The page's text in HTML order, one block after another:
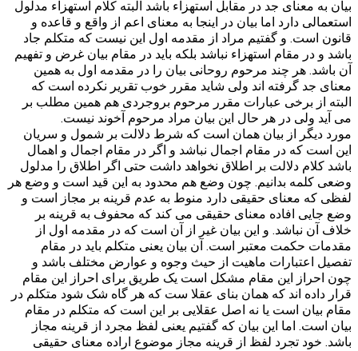
بیان به معنای جد در مقابل استهزاء باشد البته کلام استهزاء مدلول
استعمالی دارد اما بیان در اینجا به معنای اعم از واقع و قاعده و
قانون است. و گفتیم مراد از مقدمه اول این نیست که متکلم جاد
باشد و در مقام استهزاء نباشد بلکه باید در مقام بیان غرض و تفهیم
آن باشد. هر چند مرحوم روحانی بیان را در مقدمه اول به همین
معنای جد گرفته اند ولی شاید مقرر خوب تقریر نکرده است که
البته از برخی عبارات مقرر مرحوم بروجردی هم همین مطلب بر
می آید ولی در هر حال این بیان مراد مرحوم آخوند نیست.
مورد دیگر از بیان همان است که شرط دلالت بر شمول و سریان
این است که در مقام اجمال نباشد و اگر در مقام اجمال و اهمال
باشد کلام دلالت بر اطلاق نخواهد داشت حتی اگر اطلاق را مدلول
وضعی کلمه بدانیم. چون وضع هم محدود به این قید است و وضع هر
لفظی که معنای حقیقی دارد منوط به عدم قرینه بر مجاز است و
وضع جایی افاده معنای حقیقی می کند که محفوف به قرینه بر
خلاف آن نباشد. و این بیان غیر از آن است که در مقدمه اول از
مقدمات حکمت معتبر است. آن بیان یعنی متکلم باید در مقام
تفصیل اعتبارات ماهیت از حیث وجوه و عوارض مختلف باشد و
چون احراز این مقام مشکل است یک طریق برای احراز این مقام
قرار داده اند که همان بنای عقلا ست که هر گاه شک شود متکلم در
مقام بیان است یا نه اصل عقلایی بر این است که متکلم در مقام
بیان است. اما این بیان که گفتیم یعنی لفظ مجرد از قرینه مجاز
باشد. خود تجرد لفظ از قرینه مجاز موضوع اراده معنای حقیقی